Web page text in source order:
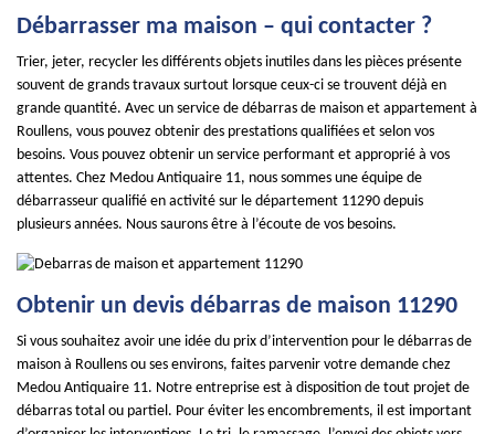
Débarrasser ma maison – qui contacter ?
Trier, jeter, recycler les différents objets inutiles dans les pièces présente
souvent de grands travaux surtout lorsque ceux-ci se trouvent déjà en
grande quantité. Avec un service de débarras de maison et appartement à
Roullens, vous pouvez obtenir des prestations qualifiées et selon vos
besoins. Vous pouvez obtenir un service performant et approprié à vos
attentes. Chez Medou Antiquaire 11, nous sommes une équipe de
débarrasseur qualifié en activité sur le département 11290 depuis
plusieurs années. Nous saurons être à l’écoute de vos besoins.
Obtenir un devis débarras de maison 11290
Si vous souhaitez avoir une idée du prix d’intervention pour le débarras de
maison à Roullens ou ses environs, faites parvenir votre demande chez
Medou Antiquaire 11. Notre entreprise est à disposition de tout projet de
débarras total ou partiel. Pour éviter les encombrements, il est important